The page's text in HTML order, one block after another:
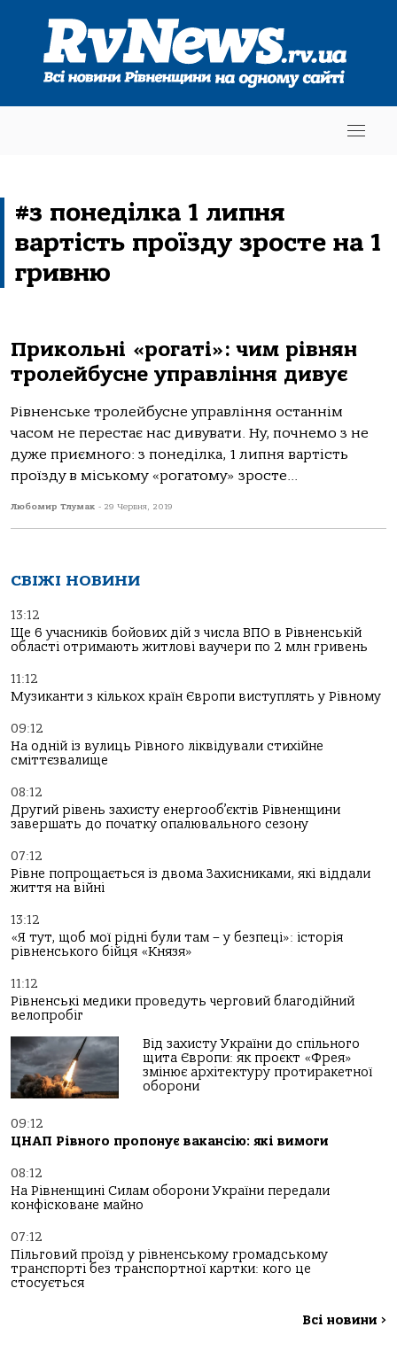
#з понеділка 1 липня
вартість проїзду зросте на 1
гривню
Прикольні «рогаті»: чим рівнян
тролейбусне управління дивує
Рівненське тролейбусне управління останнім
часом не перестає нас дивувати. Ну, почнемо з не
дуже приємного: з понеділка, 1 липня вартість
проїзду в міському «рогатому» зросте...
Любомир Тлумак - 29 Червня, 2019
СВІЖІ НОВИНИ
13:12
Ще 6 учасників бойових дій з числа ВПО в Рівненській
області отримають житлові ваучери по 2 млн гривень
11:12
Музиканти з кількох країн Європи виступлять у Рівному
09:12
На одній із вулиць Рівного ліквідували стихійне
сміттєзвалище
08:12
Другий рівень захисту енергооб’єктів Рівненщини
завершать до початку опалювального сезону
07:12
Рівне попрощається із двома Захисниками, які віддали
життя на війні
13:12
«Я тут, щоб мої рідні були там – у безпеці»: історія
рівненського бійця «Князя»
11:12
Рівненські медики проведуть черговий благодійний
велопробіг
Від захисту України до спільного
щита Європи: як проєкт «Фрея»
змінює архітектуру протиракетної
оборони
09:12
ЦНАП Рівного пропонує вакансію: які вимоги
08:12
На Рівненщині Силам оборони України передали
конфісковане майно
07:12
Пільговий проїзд у рівненському громадському
транспорті без транспортної картки: кого це
стосується
Всі новини >